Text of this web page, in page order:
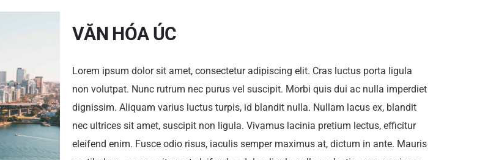
VĂN HÓA ÚC
Lorem ipsum dolor sit amet, consectetur adipiscing elit. Cras luctus porta ligula
non volutpat. Nunc rutrum nec purus vel suscipit. Morbi quis dui ac nulla imperdiet
dignissim. Aliquam varius luctus turpis, id blandit nulla. Nullam lacus ex, blandit
nec ultrices sit amet, suscipit non ligula. Vivamus lacinia pretium lectus, efficitur
eleifend enim. Fusce odio risus, iaculis semper maximus at, dictum in ante. Mauris